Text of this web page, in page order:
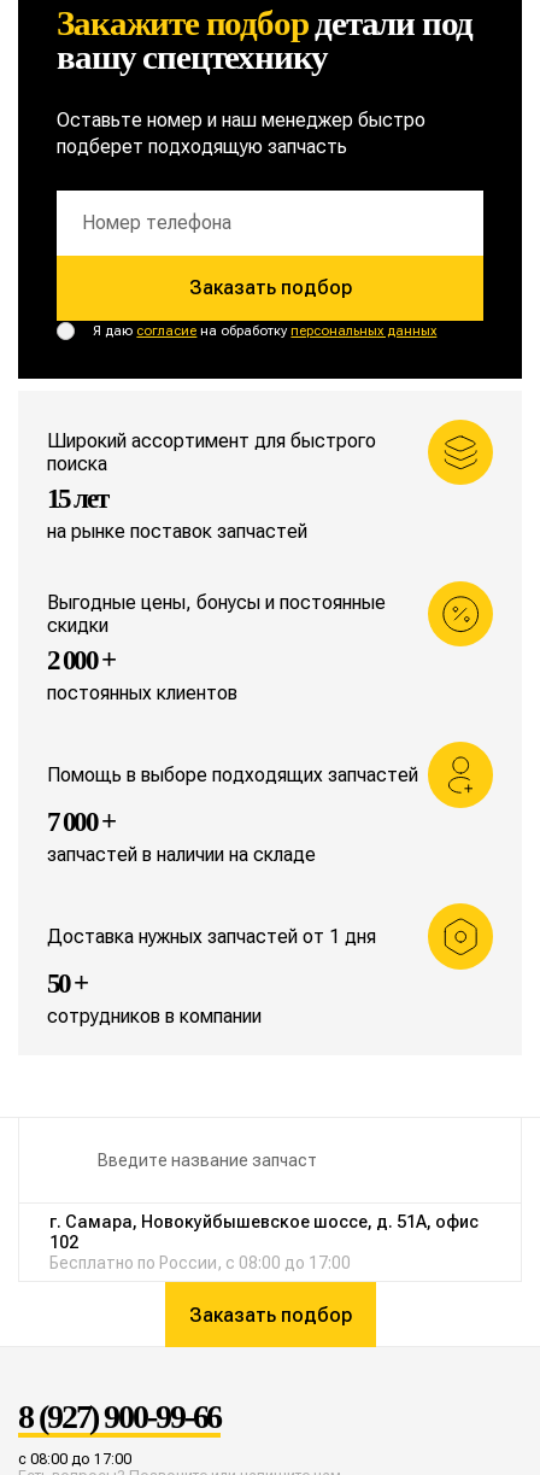
Закажите подбордеталипод
вашу спецтехнику
Оставьте номер и наш менеджер быстро
подберет подходящую запчасть
Заказать подбор
Я даю согласие на обработкуперсональных данных
Широкий ассортимент для быстрого
поиска
15 лет
на рынке поставок запчастей
Выгодные цены, бонусы и постоянные
скидки
2 000 +
постоянных клиентов
Помощь в выборе подходящих запчастей
7 000 +
запчастей в наличии на складе
Доставка нужных запчастей от 1 дня
50 +
сотрудников в компании
г. Самара, Новокуйбышевское шоссе, д. 51А, офис
102
Бесплатно по России, с 08:00 до 17:00
Заказать подбор
8 (927) 900-99-66
с 08:00 до 17:00